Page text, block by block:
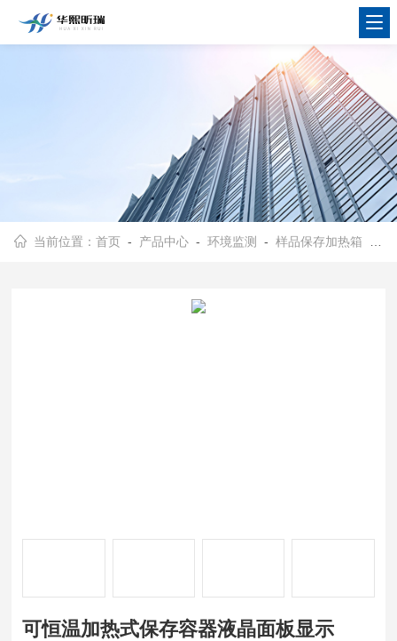
当前位置：首页 - 产品中心 -环境监测 -样品保存加热箱
可恒温加热式保存容器液晶面板显示